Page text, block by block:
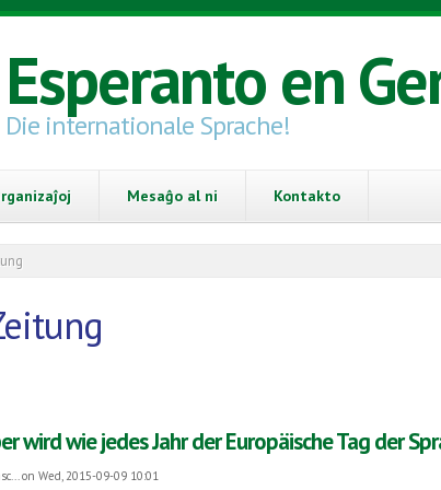
Esperanto en
Die internationale Sprache!
Mesaĝo al ni Kontakto
wird wie jedes Jahr der Europäische Tag der
on Wed, 2015-09-09 10:01